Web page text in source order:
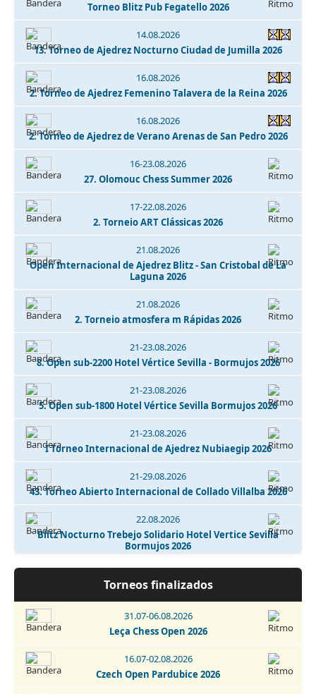
Torneo Blitz Pub Fegatello 2026
14.08.2026
13. Torneo de Ajedrez Nocturno Ciudad de Jumilla 2026
16.08.2026
2. Torneo de Ajedrez Femenino Talavera de la Reina 2026
16.08.2026
2. Torneo de Ajedrez de Verano Arenas de San Pedro 2026
16-23.08.2026
27. Olomouc Chess Summer 2026
17-22.08.2026
2. Torneio ART Clássicas 2026
21.08.2026
Open Internacional de Ajedrez Blitz - San Cristobal de La
Laguna 2026
21.08.2026
2. Torneio atmosfera m Rápidas 2026
21-23.08.2026
8. Open sub-2200 Hotel Vértice Sevilla - Bormujos 2026
21-23.08.2026
5. Open sub-1800 Hotel Vértice Sevilla Bormujos 2026
21-23.08.2026
I Torneo Internacional de Ajedrez Nubiaegip 2026
21-29.08.2026
43. Torneo Abierto Internacional de Collado Villalba 2026
22.08.2026
Blitz Nocturno Trebejo Solidario Hotel Vertice Sevilla
Bormujos 2026
I Memorial José Ángel de Jesús y Encinas - Talavera de la
Reina 2026
22.08.2026
Torneo de Promoción - Talavera de la Reina 2026
22.08.2026
Torneo La Puebla de Almoradiel 2026
Torneos finalizados
31.07-06.08.2026
Leça Chess Open 2026
16.07-02.08.2026
Czech Open Pardubice 2026